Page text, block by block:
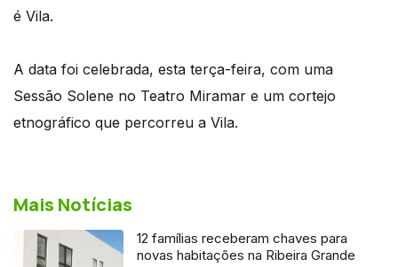
é Vila.
A data foi celebrada, esta terça-feira, com uma
Sessão Solene no Teatro Miramar e um cortejo
etnográfico que percorreu a Vila.
Mais Notícias
12 famílias receberam chaves para
novas habitações na Ribeira Grande